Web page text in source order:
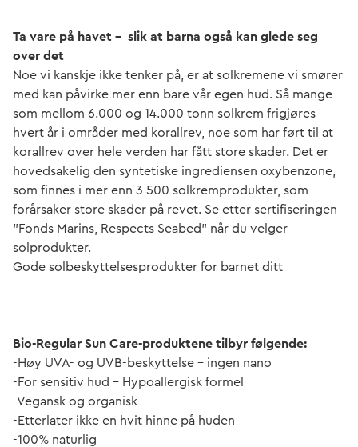
Ta vare på havet - slik at barna også kan glede seg
over det
Noe vi kanskje ikke tenker på, er at solkremene vi smører
med kan påvirke mer enn bare vår egen hud. Så mange
som mellom 6.000 og 14.000 tonn solkrem frigjøres
hvert år i områder med korallrev, noe som har ført til at
korallrev over hele verden har fått store skader. Det er
hovedsakelig den syntetiske ingrediensen oxybenzone,
som finnes i mer enn 3 500 solkremprodukter, som
forårsaker store skader på revet. Se etter sertifiseringen
"Fonds Marins, Respects Seabed" når du velger
solprodukter.
Gode solbeskyttelsesprodukter for barnet ditt
Bio-Regular Sun Care-produktene tilbyr følgende:
-Høy UVA- og UVB-beskyttelse - ingen nano
-For sensitiv hud - Hypoallergisk formel
-Vegansk og organisk
-Etterlater ikke en hvit hinne på huden
-100% naturlig